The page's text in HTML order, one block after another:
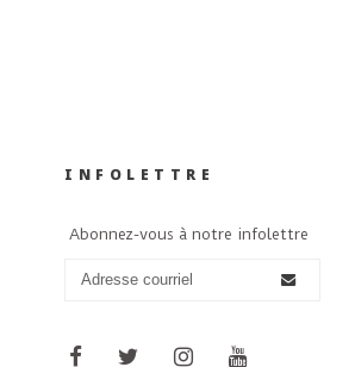
INFOLETTRE
Abonnez-vous à notre infolettre